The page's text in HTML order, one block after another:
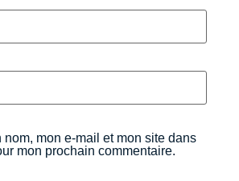
nom, mon e-mail et mon site dans
mon prochain commentaire.